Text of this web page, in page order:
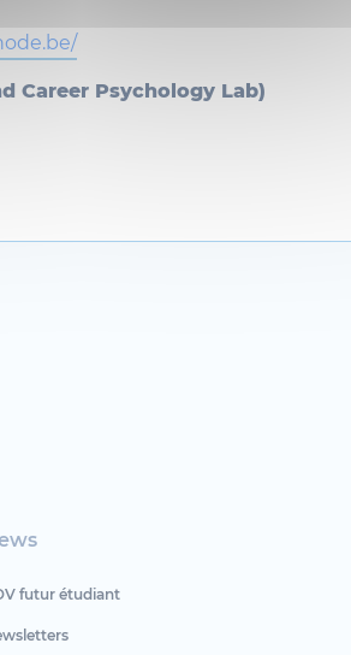
Career Psychology Lab)
futur étudiant